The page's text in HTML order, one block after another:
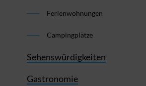
Ferienwohnungen
Campingplätze
Sehenswürdigkeiten
Gastronomie